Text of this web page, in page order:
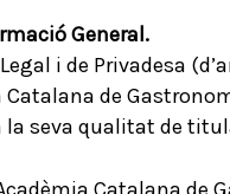
General.
i de Privadesa
Catalana de
la seva qualitat de